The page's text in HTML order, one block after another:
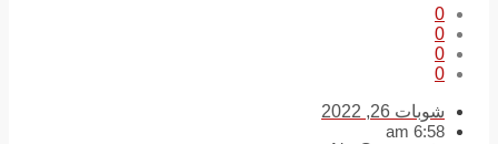
0
0
0
0
شوبات 26, 2022
6:58 am